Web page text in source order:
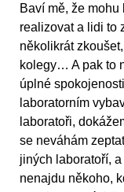
Baví mě, že
realizovat a lidi to
několikrát
kolegy… A pak to
úplné
laboratorním
laboratoři,
se neváhám
jiných laboratoří,
nenajdu někoho,